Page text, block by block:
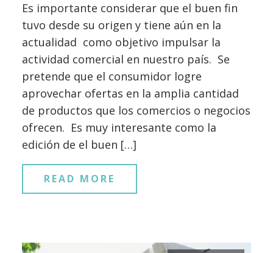
Es importante considerar que el buen fin
tuvo desde su origen y tiene aún en la
actualidad como objetivo impulsar la
actividad comercial en nuestro país. Se
pretende que el consumidor logre
aprovechar ofertas en la amplia cantidad
de productos que los comercios o negocios
ofrecen. Es muy interesante como la
edición de el buen […]
READ MORE